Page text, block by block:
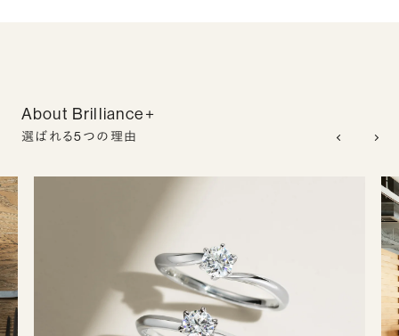
About Brilliance+
選ばれる5つの理由